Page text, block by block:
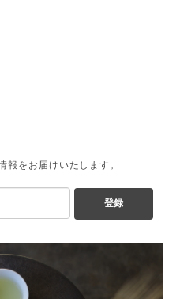
報をお届けいたします。
登録